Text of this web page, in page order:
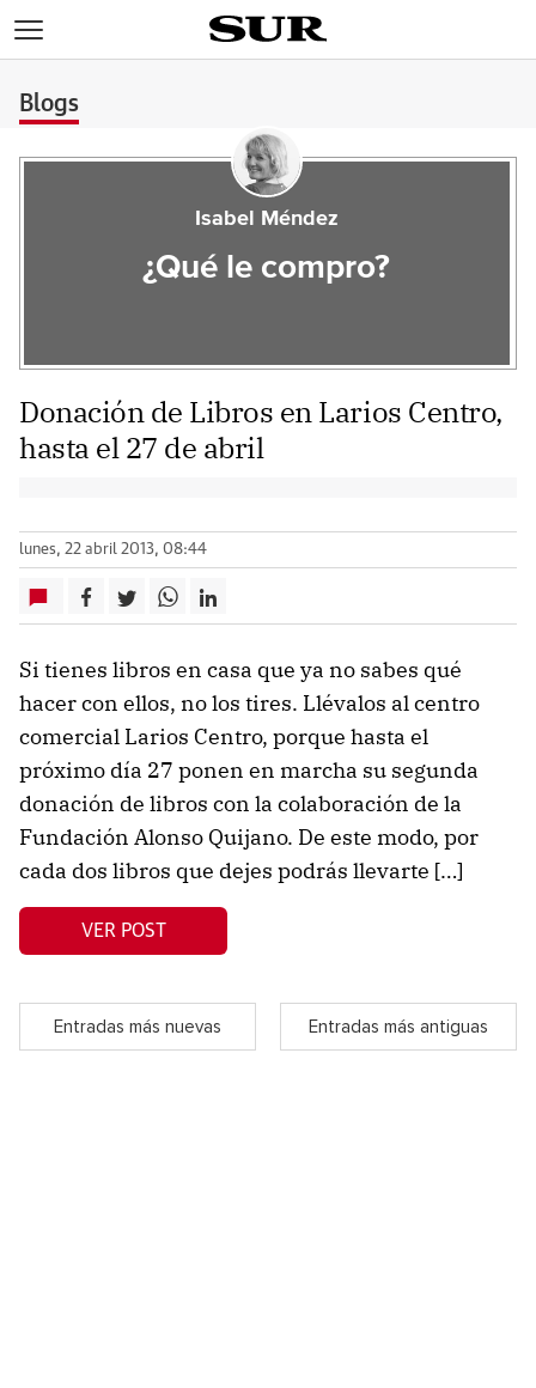
Blogs
Isabel Méndez
¿Qué le compro?
Donación de Libros en Larios Centro,
hasta el 27 de abril
lunes, 22 abril 2013, 08:44
Si tienes libros en casa que ya no sabes qué
hacer con ellos, no los tires. Llévalos al centro
comercial Larios Centro, porque hasta el
próximo día 27 ponen en marcha su segunda
donación de libros con la colaboración de la
Fundación Alonso Quijano. De este modo, por
cada dos libros que dejes podrás llevarte […]
VER POST
Entradas más nuevas Entradas más antiguas